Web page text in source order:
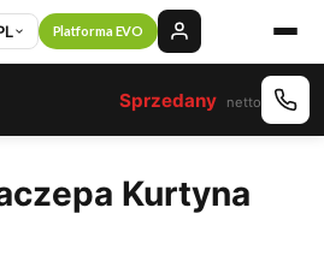
Platforma EVO
Sprzedany netto
Kurtyna